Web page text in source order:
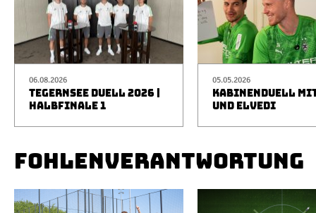
06.08.2026
TEGERNSEE DUELL 2026 |
HALBFINALE 1
05.05.2026
KABINENDUELL
UND ELVEDI
FOHLENVERANTWORTUNG